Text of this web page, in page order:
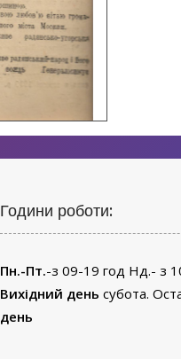
Години роботи:
Пн.-Пт.-з 09-19 год Нд.- з
Вихідний день субота.
день